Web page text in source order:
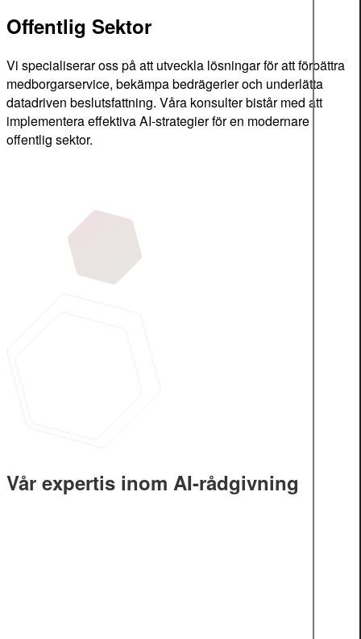
Offentlig Sektor
Vi specialiserar oss på att utveckla lösningar för att förbättra
medborgarservice, bekämpa bedrägerier och underlätta
datadriven beslutsfattning. Våra konsulter bistår med att
implementera effektiva AI-strategier för en modernare
offentlig sektor.
Vår expertis inom AI-rådgivning